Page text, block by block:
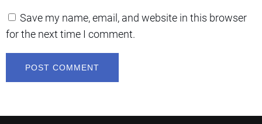
Save my name, email, and website in this browser
for the next time I comment.